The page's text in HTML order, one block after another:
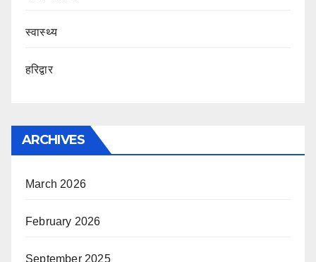
स्वास्थ्य
हरिद्वार
ARCHIVES
March 2026
February 2026
September 2025